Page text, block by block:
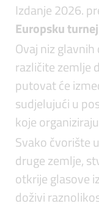
Izdanje 2026.
Europsku
Ovaj niz
različite zemlje
putovat će
sudjelujući u
koje organiziraju
Svako čvorište
druge zemlje,
otkrije glasove
doživi